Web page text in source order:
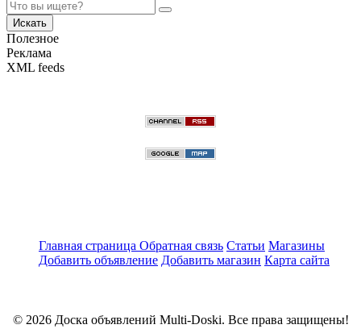
Искать
Полезное
Реклама
XML feeds
Главная страница Обратная связь Статьи Магазины
Добавить объявление Добавить магазин Карта сайта
© 2026 Доска объявлений Multi-Doski. Все права защищены!